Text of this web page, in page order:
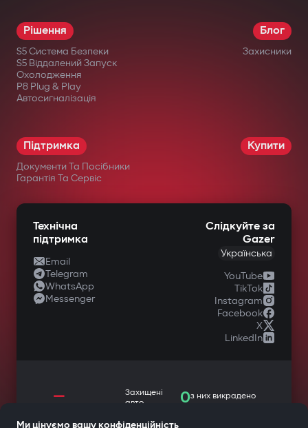
Рішення
S5 Система Безпеки
S5 Віддалений Запуск
Охолодження
P8 Plug & Play
Автосигналізація
Блог
Захисники
Підтримка
Документи Та Посібники
Гарантія Та Сервіс
Купити
Технічна
підтримка
Email
Telegram
WhatsApp
Messenger
Слідкуйте за
Gazer
Українська
YouTube
TikTok
Instagram
Facebook
X
LinkedIn
—
Захищені
авто
0з них викрадено
Ми цінуємо вашу конфіденційність